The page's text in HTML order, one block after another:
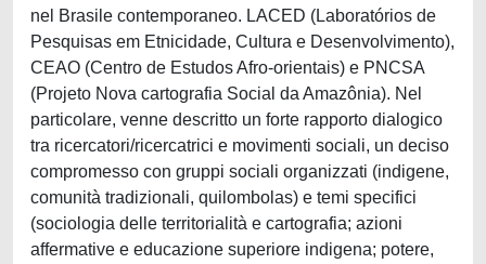
nel Brasile contemporaneo. LACED (Laboratórios de
Pesquisas em Etnicidade, Cultura e Desenvolvimento),
CEAO (Centro de Estudos Afro-orientais) e PNCSA
(Projeto Nova cartografia Social da Amazônia). Nel
particolare, venne descritto un forte rapporto dialogico
tra ricercatori/ricercatrici e movimenti sociali, un deciso
compromesso con gruppi sociali organizzati (indigene,
comunità tradizionali, quilombolas) e temi specifici
(sociologia delle territorialità e cartografia; azioni
affermative e educazione superiore indigena; potere,